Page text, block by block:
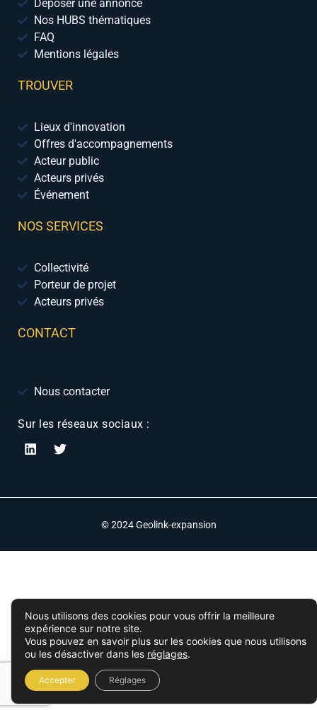
Déposer une annonce
Nos HUBS thématiques
FAQ
Mentions légales
TROUVER
Lieux d'innovation
Offres d'accompagnements
Acteur public
Acteurs privés
Événement
NOS SERVICES
Collectivité
Porteur de projet
Acteurs privés
CONTACT
Nous contacter
Sur les réseaux sociaux :
© 2024 Geolink-expansion
Nous utilisons des cookies pour vous offrir la meilleure
expérience sur notre site.
Vous pouvez en savoir plus sur les cookies que nous utilisons
ou les désactiver dans les réglages.
Accepter Réglages